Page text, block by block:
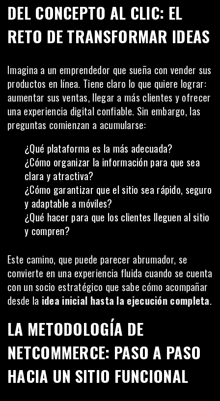
DEL CONCEPTO AL CLIC: EL
RETO DE TRANSFORMAR IDEAS
Imagina a un emprendedor que sueña con vender sus
productos en línea. Tiene claro lo que quiere lograr:
aumentar sus ventas, llegar a más clientes y ofrecer
una experiencia digital confiable. Sin embargo, las
preguntas comienzan a acumularse:
¿Qué plataforma es la más adecuada?
¿Cómo organizar la información para que sea
clara y atractiva?
¿Cómo garantizar que el sitio sea rápido, seguro
y adaptable a móviles?
¿Qué hacer para que los clientes lleguen al sitio
y compren?
Este camino, que puede parecer abrumador, se
convierte en una experiencia fluida cuando se cuenta
con un socio estratégico que sabe cómo acompañar
desde la idea inicial hasta la ejecución completa.
LA METODOLOGÍA DE
NETCOMMERCE: PASO A PASO
HACIA UN SITIO FUNCIONAL